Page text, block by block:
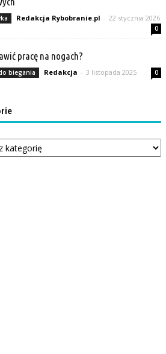
Redakcja Rybobranie.pl - 22 stycznia 2026
0
pracę na nogach?
biegania Redakcja - 3 listopada 2025 0